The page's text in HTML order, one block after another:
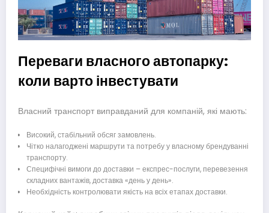
Переваги власного автопарку:
коли варто інвестувати
Власний транспорт виправданий для компаній, які мають:
Високий, стабільний обсяг замовлень.
Чітко налагоджені маршрути та потребу у власному брендуванні
транспорту.
Специфічні вимоги до доставки – експрес-послуги, перевезення
складних вантажів, доставка «день у день».
Необхідність контролювати якість на всіх етапах доставки.